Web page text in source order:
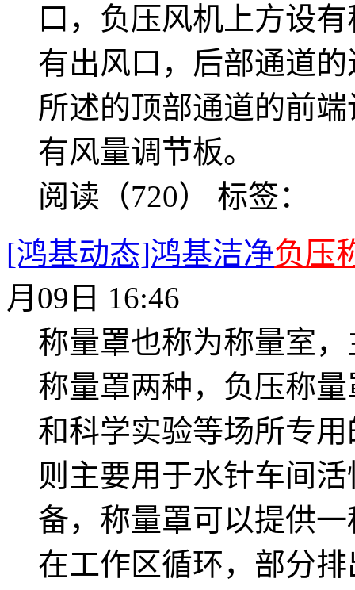
口，负压风机上方设
有出风口，后部通道
所述的顶部通道的前
有风量调节板。
阅读（720） 标签：
[鸿基动态]鸿基洁净负压
月09日 16:46
称量罩也称为称量室
称量罩两种，负压称
和科学实验等场所专
则主要用于水针车间
备，称量罩可以提供
在工作区循环，部分